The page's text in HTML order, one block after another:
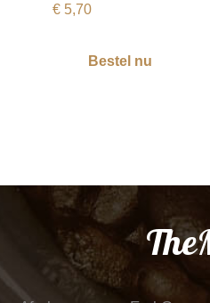
€ 5,70
Bestel nu